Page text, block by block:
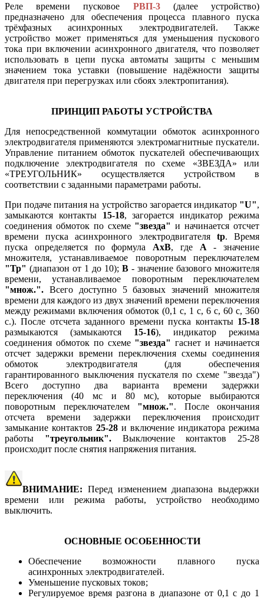
Реле времени пусковое РВП-3(далее устройство)
предназначено для обеспечения процесса плавного пуска
трёхфазных асинхронных электродвигателей. Также
устройство может применяться для уменьшения пускового
тока при включении асинхронного двигателя, что позволяет
использовать в цепи пуска автоматы защиты с меньшим
значением тока уставки (повышение надёжности защиты
двигателя при перегрузках или сбоях электропитания).
ПРИНЦИП РАБОТЫ УСТРОЙСТВА
Для непосредственной коммутации обмоток асинхронного
электродвигателя применяются электромагнитные пускатели.
Управление питанием обмоток пускателей обеспечивающих
подключение электродвигателя по схеме «ЗВЕЗДА» или
«ТРЕУГОЛЬНИК» осуществляется устройством в
соответствии с заданными параметрами работы.
При подаче питания на устройство загорается индикатор "U",
замыкаются контакты 15-18, загорается индикатор режима
соединения обмоток по схеме "звезда" и начинается отсчет
времени пуска асинхронного электродвигателя tр. Время
пуска определяется по формула AxB, где А- значение
множителя, устанавливаемое поворотным переключателем
"Тр" (диапазон от 1 до 10); B - значение базового множителя
времени, устанавливаемое поворотным переключателем
"множ.". Всего доступно 5 базовых значений множителя
времени для каждого из двух значений времени переключения
между режимами включения обмоток (0,1 с, 1 с, 6 с, 60 с, 360
с.). После отсчета заданного времени пуска контакты 15-18
размыкаются (замыкаются 15-16), индикатор режима
соединения обмоток по схеме "звезда"гаснет и начинается
отсчет задержки времени переключения схемы соединения
обмоток электродвигателя (для обеспечения
гарантированного выключения пускателя по схеме "звезда")
Всего доступно два варианта времени задержки
переключения (40 мс и 80 мс), которые выбираются
поворотным переключателем "множ.". После окончания
отсчета времени задержки переключения происходит
замыкание контактов 25-28 и включение индикатора режима
работы "треугольник". Выключение контактов 25-28
происходит после снятия напряжения питания.
ВНИМАНИЕ: Перед изменением диапазона выдержки
времени или режима работы, устройство необходимо
выключить.
ОСНОВНЫЕ ОСОБЕННОСТИ
Обеспечение возможности плавного пуска
асинхронных электродвигателей.
Уменьшение пусковых токов;
Регулируемое время разгона в диапазоне от 0,1 с до 1